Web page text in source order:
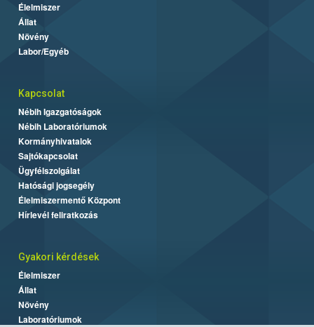
Élelmiszer
Állat
Növény
Labor/Egyéb
Kapcsolat
Nébih Igazgatóságok
Nébih Laboratóriumok
Kormányhivatalok
Sajtókapcsolat
Ügyfélszolgálat
Hatósági jogsegély
Élelmiszermentő Központ
Hírlevél feliratkozás
Gyakori kérdések
Élelmiszer
Állat
Növény
Laboratóriumok